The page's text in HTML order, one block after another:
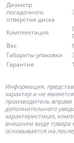
Диаметр
посадочного
отверстия диска
Комплектация
Вес
Габариты упаковки
Гарантия
Информация,
характер и не
производитель
дополнительного
характеристиках,
внешнем виде товара
основывается на